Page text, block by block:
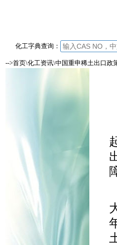
化工字典查询：
-->首页\化工资讯\中国重申稀土出口政